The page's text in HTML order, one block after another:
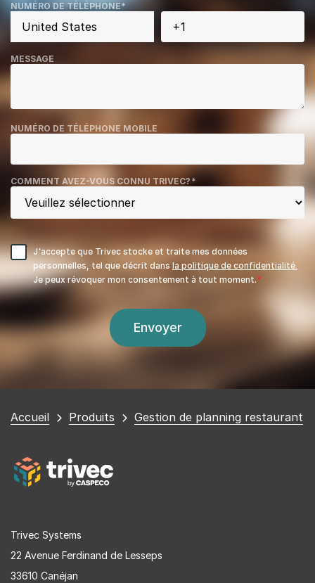
NUMÉRO DE TÉLÉPHONE*
MESSAGE
NUMÉRO DE TÉLÉPHONE MOBILE
COMMENT AVEZ-VOUS CONNU TRIVEC? *
J'accepte que Trivec stocke et traite mes données
personnelles, tel que décrit dans la politique de confidentialité.
Je peux révoquer mon consentement à tout moment.
Vous
Accueil Produits Gestion de planning restaurant
Trivec Systems
22 Avenue Ferdinand de Lesseps
33610 Canéjan